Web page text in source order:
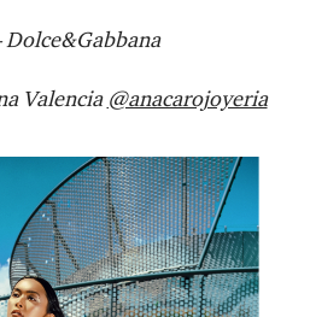
Dolce&Gabbana
Valencia @anacarojoyeria